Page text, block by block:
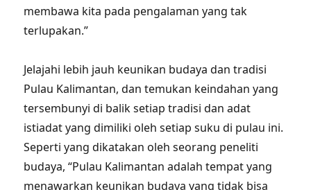
membawa kita pada pengalaman yang tak
terlupakan.”
Jelajahi lebih jauh keunikan budaya dan tradisi
Pulau Kalimantan, dan temukan keindahan yang
tersembunyi di balik setiap tradisi dan adat
istiadat yang dimiliki oleh setiap suku di pulau ini.
Seperti yang dikatakan oleh seorang peneliti
budaya, “Pulau Kalimantan adalah tempat yang
menawarkan keunikan budaya yang tidak bisa